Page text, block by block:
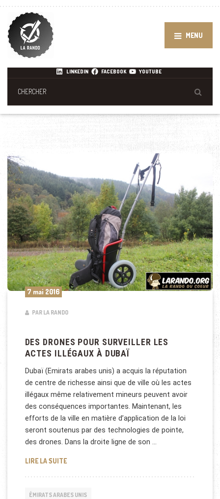
MENU
LINKEDIN FACEBOOK YOUTUBE
7 mai 2016
PAR LA RANDO
DES DRONES POUR SURVEILLER LES
ACTES ILLÉGAUX À DUBAÏ
Dubaï (Emirats arabes unis) a acquis la réputation
de centre de richesse ainsi que de ville où les actes
illégaux même relativement mineurs peuvent avoir
des conséquences importantes. Maintenant, les
efforts de la ville en matière d’application de la loi
seront soutenus par des technologies de pointe,
des drones. Dans la droite ligne de son …
LIRE LA SUITEDES DRONES POUR SURVEILLER LES ACTES
ÉMIRATS ARABES UNIS